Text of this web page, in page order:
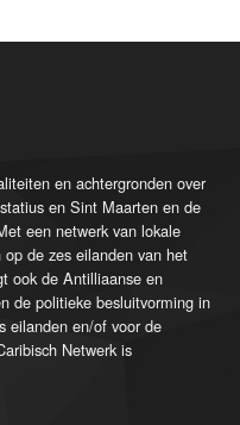
en achtergronden over
en Sint Maarten en de
een netwerk van lokale
de zes eilanden van het
ook de Antilliaanse en
de politieke besluitvorming in
eilanden en/of voor de
Netwerk is